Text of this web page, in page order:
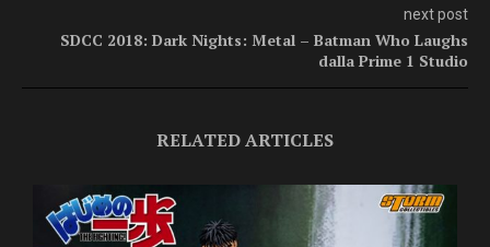
next post
SDCC 2018: Dark Nights: Metal – Batman Who Laughs
dalla Prime 1 Studio
RELATED ARTICLES